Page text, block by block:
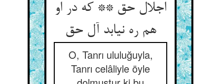
اجلال حق ** که در او
هم ره نیابد آل حق‌‌
O, Tanrı ululuğuyla,
Tanrı celâliyle öyle